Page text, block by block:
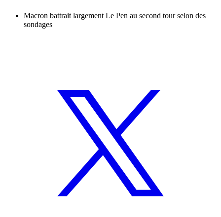
Macron battrait largement Le Pen au second tour selon des
sondages